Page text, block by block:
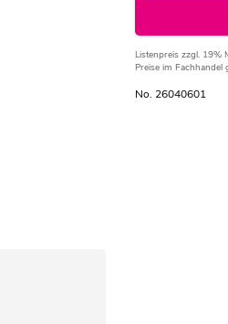
Listenpreis zzgl. 19%
Preise im Fachhandel
No. 26040601